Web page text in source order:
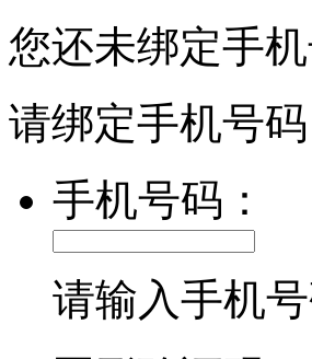
您还未绑定手
请绑定手机号
手机号码：
请输入手机